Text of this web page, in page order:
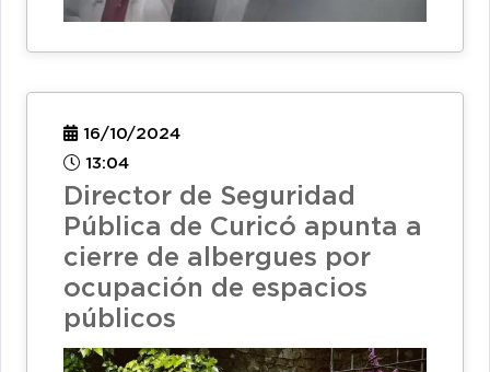
16/10/2024
13:04
Director de Seguridad
Pública de Curicó apunta a
cierre de albergues por
ocupación de espacios
públicos